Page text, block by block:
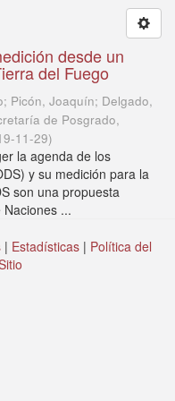
desde un
del Fuego
Picón, Joaquín; Delgado,
de Posgrado,
11-29)
la agenda de los
y su medición para la
son una propuesta
...
| Estadísticas | Política del